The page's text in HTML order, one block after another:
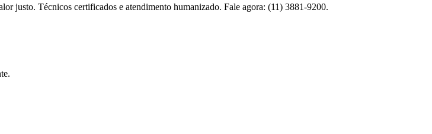
justo. Técnicos certificados e atendimento humanizado. Fale agora: (11) 3881-9200.